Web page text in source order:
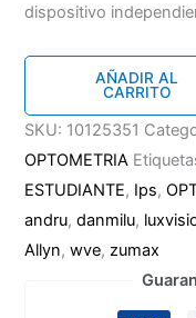
dispositivo
Tonometro
aplanación
T-
170
cantidad
AÑADIR AL
CARRITO
SKU: 10125351
OPTOMETRIA
ESTUDIANTE, Ips,
andru,danmilu,
Allyn,wve,zumax